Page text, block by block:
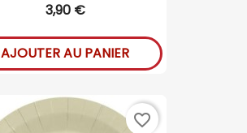
3,90 €
AJOUTER AU PANIER
favorite_border